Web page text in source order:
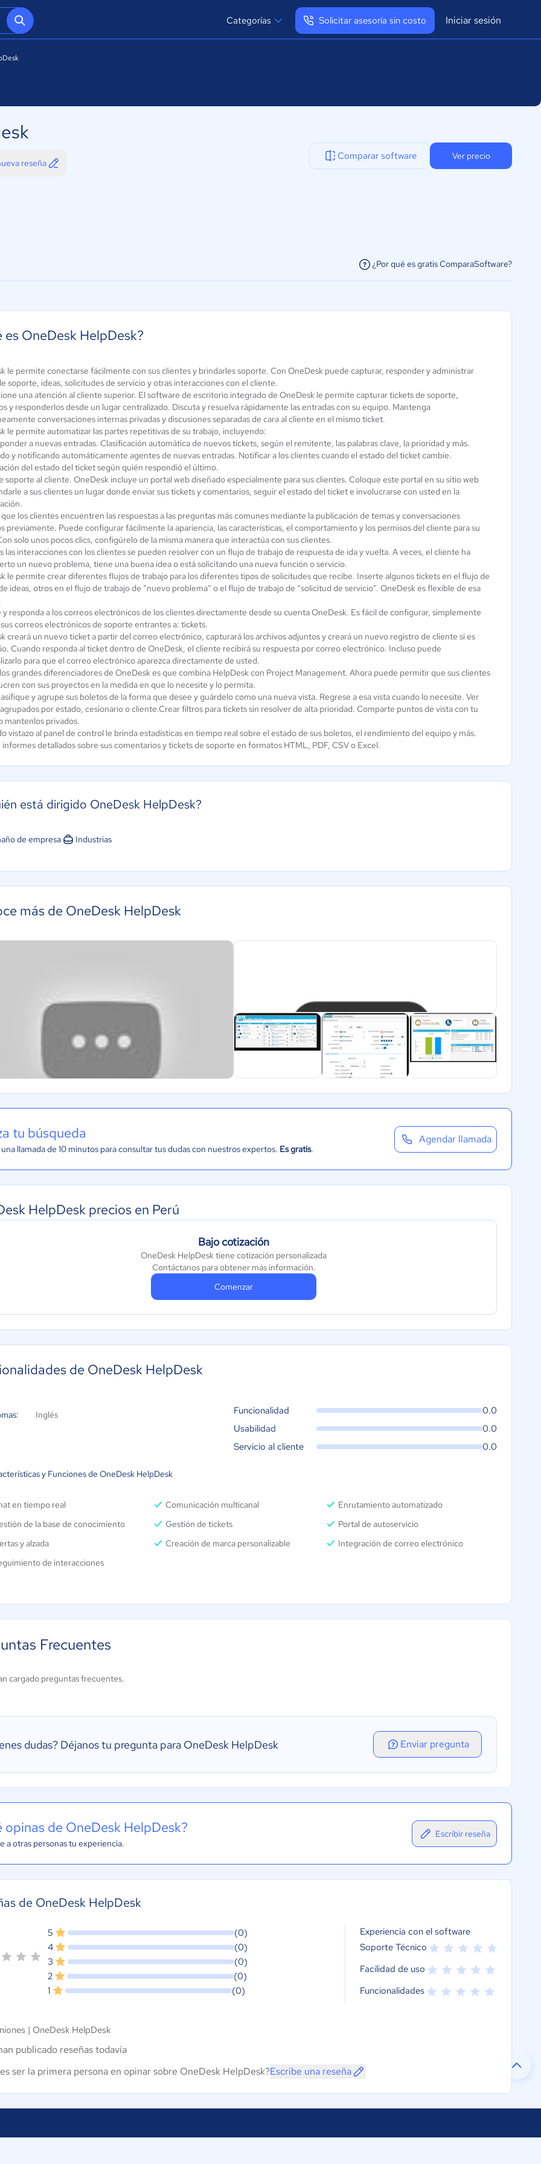
Categorías Solicitar asesoría sin costo Iniciar sesión
reseña
Comparar software Ver precio
¿Por qué es gratis ComparaSoftware?
Suite
4.2 / 5
Intercom
4 / 5
HubSpot
Service Hub
4 / 5
Zendesk Suite
es OneDesk HelpDesk?
le permite conectarse fácilmente con sus clientes y brindarles soporte. Con OneDesk puede capturar, responder y administrar
soporte, ideas, solicitudes de servicio y otras interacciones con el cliente.
una atención al cliente superior. El software de escritorio integrado de OneDesk le permite capturar tickets de soporte,
y responderlos desde un lugar centralizado. Discuta y resuelva rápidamente las entradas con su equipo. Mantenga
conversaciones internas privadas y discusiones separadas de cara al cliente en el mismo ticket.
le permite automatizar las partes repetitivas de su trabajo, incluyendo:
a nuevas entradas. Clasificación automática de nuevos tickets, según el remitente, las palabras clave, la prioridad y más.
y notificando automáticamente agentes de nuevas entradas. Notificar a los clientes cuando el estado del ticket cambie.
del estado del ticket según quién respondió el último.
soporte al cliente. OneDesk incluye un portal web diseñado especialmente para sus clientes. Coloque este portal en su sitio web
a sus clientes un lugar donde enviar sus tickets y comentarios, seguir el estado del ticket e involucrarse con usted en la
los clientes encuentren las respuestas a las preguntas más comunes mediante la publicación de temas y conversaciones
previamente. Puede configurar fácilmente la apariencia, las características, el comportamiento y los permisos del cliente para su
solo unos pocos clics, configúrelo de la misma manera que interactúa con sus clientes.
las interacciones con los clientes se pueden resolver con un flujo de trabajo de respuesta de ida y vuelta. A veces, el cliente ha
un nuevo problema, tiene una buena idea o está solicitando una nueva función o servicio.
le permite crear diferentes flujos de trabajo para los diferentes tipos de solicitudes que recibe. Inserte algunos tickets en el flujo de
ideas, otros en el flujo de trabajo de “nuevo problema” o el flujo de trabajo de “solicitud de servicio”. OneDesk es flexible de esa
responda a los correos electrónicos de los clientes directamente desde su cuenta OneDesk. Es fácil de configurar, simplemente
correos electrónicos de soporte entrantes a: tickets.
creará un nuevo ticket a partir del correo electrónico, capturará los archivos adjuntos y creará un nuevo registro de cliente si es
Cuando responda al ticket dentro de OneDesk, el cliente recibirá su respuesta por correo electrónico. Incluso puede
para que el correo electrónico aparezca directamente de usted.
grandes diferenciadores de OneDesk es que combina HelpDesk con Project Management. Ahora puede permitir que sus clientes
con sus proyectos en la medida en que lo necesite y lo permita.
y agrupe sus boletos de la forma que desee y guárdelo como una nueva vista. Regrese a esa vista cuando lo necesite. Ver
por estado, cesionario o cliente.Crear filtros para tickets sin resolver de alta prioridad. Comparte puntos de vista con tu
mantenlos privados.
vistazo al panel de control le brinda estadísticas en tiempo real sobre el estado de sus boletos, el rendimiento del equipo y más.
detallados sobre sus comentarios y tickets de soporte en formatos HTML, PDF, CSV o Excel.
está dirigido OneDesk HelpDesk?
de empresa Industrias
más de OneDesk HelpDesk
tu búsqueda
llamada de 10 minutos para consultar tus dudas con nuestros expertos. Es gratis.
Agendar llamada
HelpDesk precios en Perú
Bajo cotización
OneDesk HelpDesk tiene cotización personalizada
Contáctanos para obtener más información.
Comenzar
de OneDesk HelpDesk
Inglés Funcionalidad
0.0
Usabilidad
0.0
Servicio al cliente
0.0
y Funciones de OneDesk HelpDesk
en tiempo real Comunicación multicanal
Enrutamiento automatizado
de la base de conocimiento
Gestión de tickets
Portal de autoservicio
y alzada
Creación de marca personalizable
Integración de correo electrónico
de interacciones
Frecuentes
cargado preguntas frecuentes.
dudas? Déjanos tu pregunta para OneDesk HelpDesk Enviar pregunta
opinas de OneDesk HelpDesk?
a otras personas tu experiencia.
Escribir reseña
de OneDesk HelpDesk
5
(0)
4
(0)
3
(0)
2
(0)
1
(0)
Experiencia con el software
Soporte Técnico
Facilidad de uso
Funcionalidades
| OneDesk HelpDesk
publicado reseñas todavía
ser la primera persona en opinar sobre OneDesk HelpDesk?Escribe una reseña